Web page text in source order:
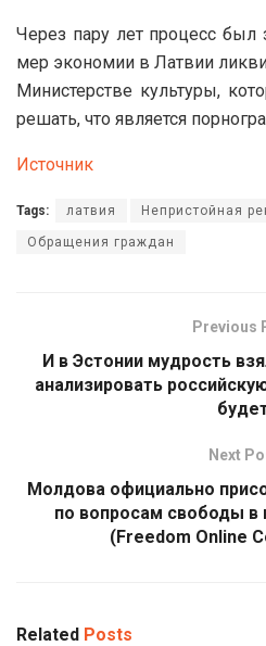
Через пару лет процесс был
мер экономии в Латвии
Министерстве культуры,
решать, что является
Источник
Tags: латвия Непристойная
Обращения граждан
Previous
И в Эстонии мудрость
анализировать
Next
Молдова официально
по вопросам свободы в
(Freedom Online
Related Posts